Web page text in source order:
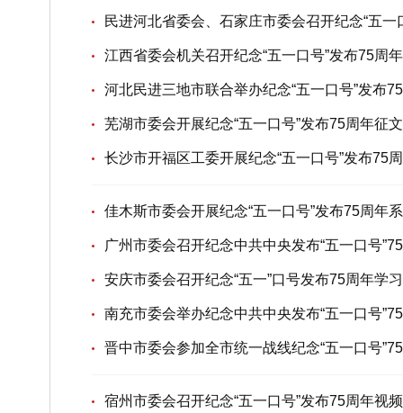
民进河北省委会、石家庄市委会召开纪念“五一
江西省委会机关召开纪念“五一口号”发布75周
河北民进三地市联合举办纪念“五一口号”发布
芜湖市委会开展纪念“五一口号”发布75周年征
长沙市开福区工委开展纪念“五一口号”发布75
佳木斯市委会开展纪念“五一口号”发布75周年
广州市委会召开纪念中共中央发布“五一口号
安庆市委会召开纪念“五一”口号发布75周年学
南充市委会举办纪念中共中央发布“五一口号
晋中市委会参加全市统一战线纪念“五一口号
宿州市委会召开纪念“五一口号”发布75周年视